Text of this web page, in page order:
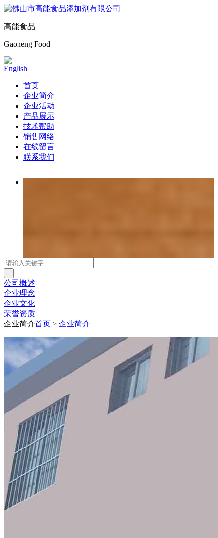
高能食品
Gaoneng Food
English
首页
企业简介
企业活动
产品展示
技术帮助
销售网络
在线留言
联系我们
公司概述
企业理念
企业文化
荣誉资质
企业简介首页 > 企业简介